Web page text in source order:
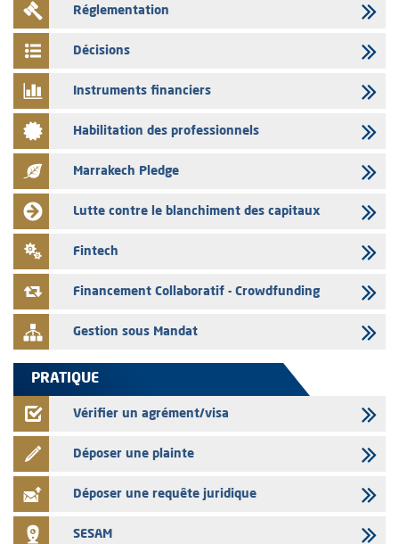
émetteurs en date du 4 août 2026
Saham Bank – Mise à jour annuelle du dossier d’information relatif au
03/08/2026
L’AMMC met sur son site internet les publications réalisées par les
émetteurs en date du 3 août 2026
03/08/2026
Liste des agréments et visas d'OPCVM accordés par l'AMMC pour le
mois de juillet 2026
03/08/2026
L' AMMC publie les indicateurs mensuels du marché des capitaux pour
le mois de Juin 2026
Réglementation
Décisions
Instruments financiers
Habilitation des professionnels
Marrakech Pledge
Lutte contre le blanchiment des capitaux
Fintech
Financement Collaboratif - Crowdfunding
Gestion sous Mandat
PRATIQUE
Vérifier un agrément/visa
Déposer une plainte
Déposer une requête juridique
SESAM